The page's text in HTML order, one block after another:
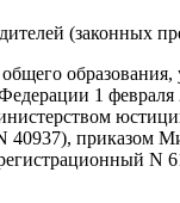
(законных
1
приказом
N